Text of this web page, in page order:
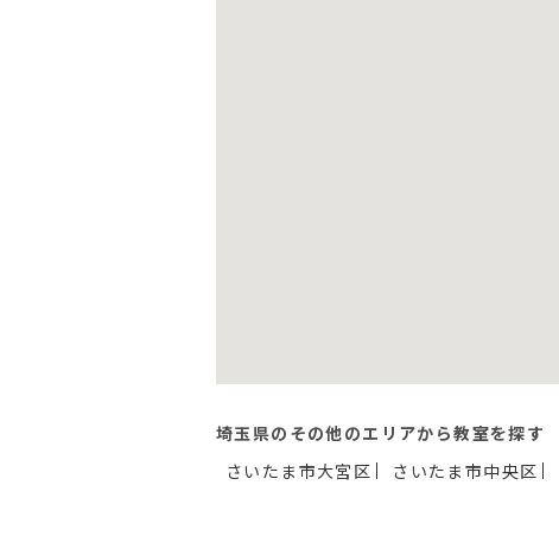
埼玉県のその他のエリアから教室を探す
さいたま市大宮区
さいたま市中央区